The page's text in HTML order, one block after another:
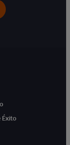
Éxito